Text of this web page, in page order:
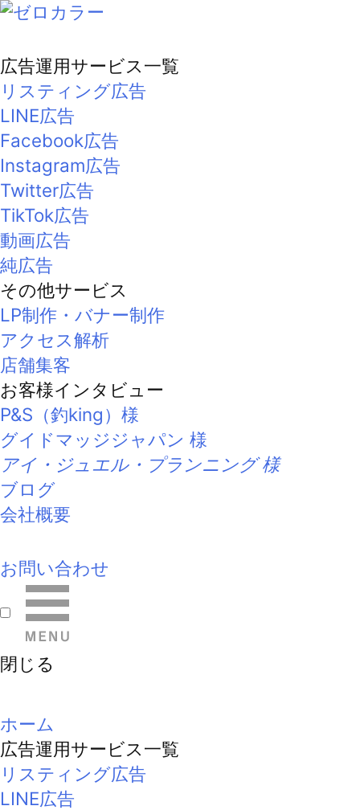
広告運用サービス一覧
リスティング広告
LINE広告
Facebook広告
Instagram広告
Twitter広告
TikTok広告
動画広告
純広告
その他サービス
LP制作・バナー制作
アクセス解析
店舗集客
お客様インタビュー
P&S（釣king）様
グイドマッジジャパン 様
アイ・ジュエル・プランニング 様
ブログ
会社概要
お問い合わせ
閉じる
ホーム
広告運用サービス一覧
リスティング広告
LINE広告